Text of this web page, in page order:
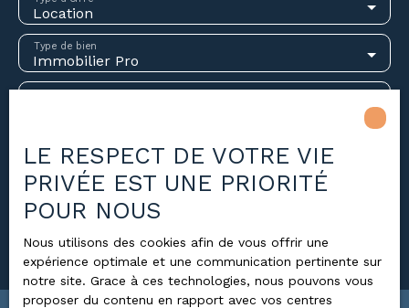
Location
Immobilier Pro
Type de bien
Loyer max (€/mois)
Surface min (m²)
Rechercher
LE RESPECT DE VOTRE VIE
PRIVÉE EST UNE PRIORITÉ
POUR NOUS
Nous utilisons des cookies afin de vous offrir une
expérience optimale et une communication pertinente sur
notre site. Grace à ces technologies, nous pouvons vous
proposer du contenu en rapport avec vos centres